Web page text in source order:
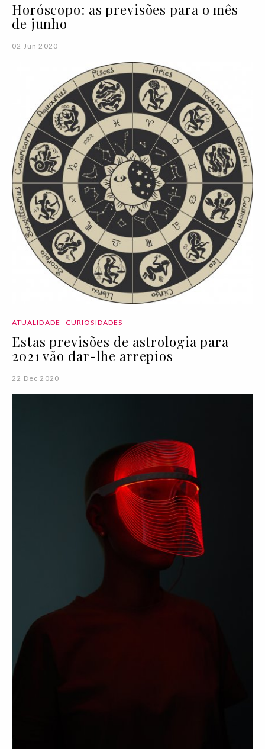
Horóscopo: as previsões para o mês
de junho
02 Jun 2020
ATUALIDADE CURIOSIDADES
Estas previsões de astrologia para
2021 vão dar-lhe arrepios
22 Dec 2020